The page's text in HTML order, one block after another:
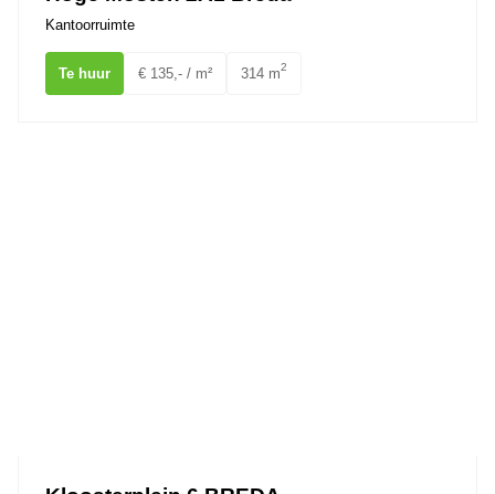
Kantoorruimte
Te huur € 135,- / m² 314 m2